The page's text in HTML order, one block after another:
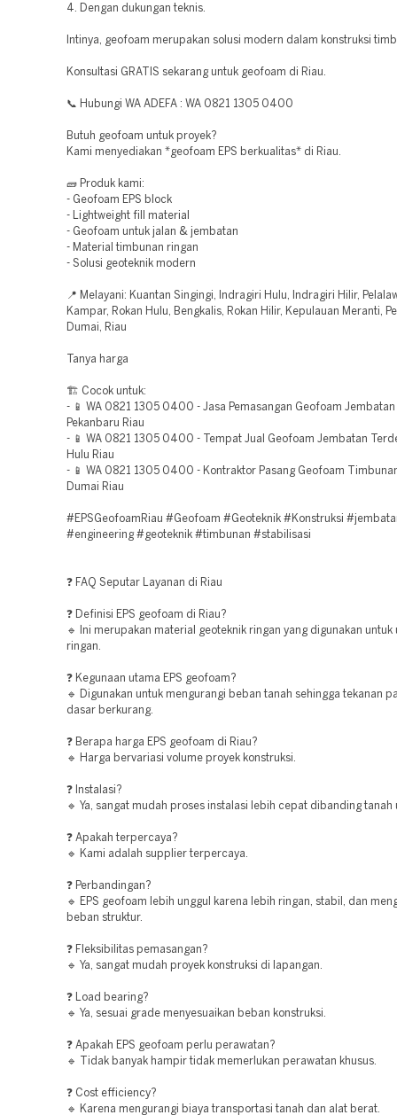
4. Dengan dukungan teknis.
Intinya, geofoam merupakan solusi modern dalam konstruksi
Konsultasi GRATIS sekarang untuk geofoam di Riau.
📞 Hubungi WA ADEFA : WA 0821 1305 0400
Butuh geofoam untuk proyek?
Kami menyediakan *geofoam EPS berkualitas* di Riau.
🧱 Produk kami:
- Geofoam EPS block
- Lightweight fill material
- Geofoam untuk jalan & jembatan
- Material timbunan ringan
- Solusi geoteknik modern
📍 Melayani: Kuantan Singingi, Indragiri Hulu, Indragiri Hilir,
Kampar, Rokan Hulu, Bengkalis, Rokan Hilir, Kepulauan Meranti,
Dumai, Riau
Tanya harga
🏗️ Cocok untuk:
- 📱 WA 0821 1305 0400 - Jasa Pemasangan Geofoam
Pekanbaru Riau
- 📱 WA 0821 1305 0400 - Tempat Jual Geofoam Jembatan
Hulu Riau
- 📱 WA 0821 1305 0400 - Kontraktor Pasang Geofoam
Dumai Riau
#EPSGeofoamRiau #Geofoam #Geoteknik #Konstruksi
#engineering #geoteknik #timbunan #stabilisasi
❓ FAQ Seputar Layanan di Riau
❓ Definisi EPS geofoam di Riau?
🔹 Ini merupakan material geoteknik ringan yang digunakan untuk
ringan.
❓ Kegunaan utama EPS geofoam?
🔹 Digunakan untuk mengurangi beban tanah sehingga tekanan
dasar berkurang.
❓ Berapa harga EPS geofoam di Riau?
🔹 Harga bervariasi volume proyek konstruksi.
❓ Instalasi?
🔹 Ya, sangat mudah proses instalasi lebih cepat dibanding tanah
❓ Apakah terpercaya?
🔹 Kami adalah supplier terpercaya.
❓ Perbandingan?
🔹 EPS geofoam lebih unggul karena lebih ringan, stabil, dan
beban struktur.
❓ Fleksibilitas pemasangan?
🔹 Ya, sangat mudah proyek konstruksi di lapangan.
❓ Load bearing?
🔹 Ya, sesuai grade menyesuaikan beban konstruksi.
❓ Apakah EPS geofoam perlu perawatan?
🔹 Tidak banyak hampir tidak memerlukan perawatan khusus.
❓ Cost efficiency?
🔹 Karena mengurangi biaya transportasi tanah dan alat berat.